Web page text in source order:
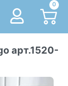
0
арт.1520-